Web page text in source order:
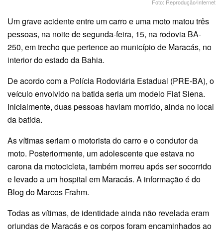
Foto: Reprodução/Internet
Um grave acidente entre um carro e uma moto matou três
pessoas, na noite de segunda-feira, 15, na rodovia BA-
250, em trecho que pertence ao município de Maracás, no
interior do estado da Bahia.
De acordo com a Polícia Rodoviária Estadual (PRE-BA), o
veículo envolvido na batida seria um modelo Fiat Siena.
Inicialmente, duas pessoas haviam morrido, ainda no local
da batida.
As vítimas seriam o motorista do carro e o condutor da
moto. Posteriormente, um adolescente que estava no
carona da motocicleta, também morreu após ser socorrido
e levado a um hospital em Maracás. A informação é do
Blog do Marcos Frahm.
Todas as vítimas, de identidade ainda não revelada eram
oriundas de Maracás e os corpos foram encaminhados ao